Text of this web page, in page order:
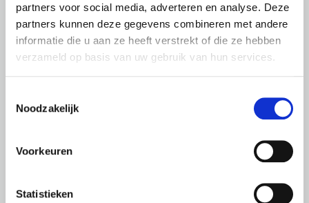
partners voor social media, adverteren en analyse. Deze
partners kunnen deze gegevens combineren met andere
informatie die u aan ze heeft verstrekt of die ze hebben
verzameld op basis van uw gebruik van hun services.
Noodzakelijk
Voorkeuren
Statistieken
Buitenlands rijbewijs omwisselen
Medische keuring en